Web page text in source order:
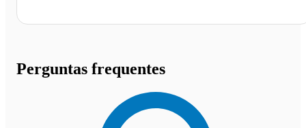
Perguntas frequentes